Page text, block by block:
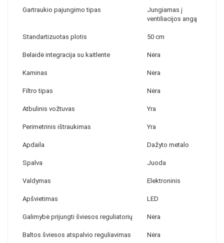
Gartraukio pajungimo tipas
Jungiamas į
ventiliacijos angą
Standartizuotas plotis 50 cm
Belaidė integracija su kaitlente Nėra
Kaminas Nėra
Filtro tipas Nėra
Atbulinis vožtuvas Yra
Perimetrinis ištraukimas Yra
Apdaila Dažyto metalo
Spalva Juoda
Valdymas Elektroninis
Apšvietimas LED
Galimybė prijungti šviesos reguliatorių Nėra
Baltos šviesos atspalvio reguliavimas Nėra